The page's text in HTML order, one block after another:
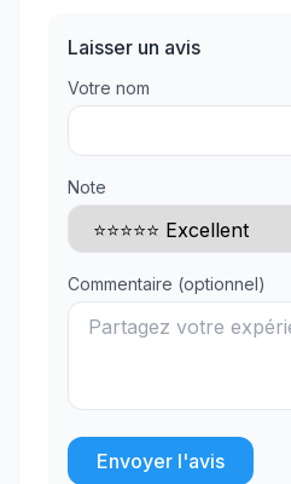
Laisser un avis
Votre nom
Note
Commentaire (optionnel)
Envoyer l'avis